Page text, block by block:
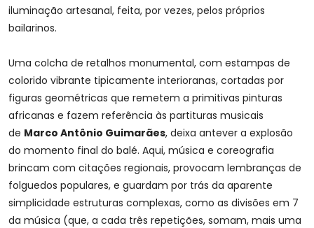
iluminação artesanal, feita, por vezes, pelos próprios
bailarinos.
Uma colcha de retalhos monumental, com estampas de
colorido vibrante tipicamente interioranas, cortadas por
figuras geométricas que remetem a primitivas pinturas
africanas e fazem referência às partituras musicais
de Marco Antônio Guimarães, deixa antever a explosão
do momento final do balé. Aqui, música e coreografia
brincam com citações regionais, provocam lembranças de
folguedos populares, e guardam por trás da aparente
simplicidade estruturas complexas, como as divisões em 7
da música (que, a cada três repetições, somam, mais uma